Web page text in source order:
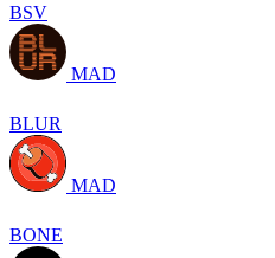
BSV
MAD
BLUR
MAD
BONE